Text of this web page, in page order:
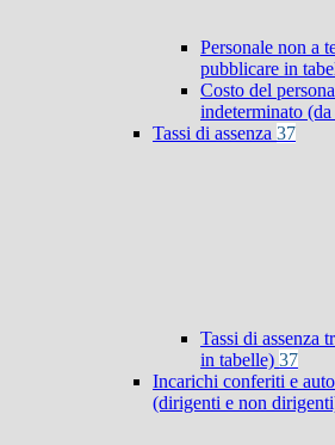
Personale non a
pubblicare in
Costo del
indeterminato
Tassi di assenza 37
Tassi di assenza
in tabelle) 37
Incarichi conferiti e
(dirigenti e non